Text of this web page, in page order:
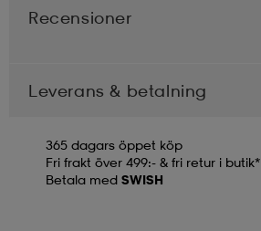
Recensioner
Leverans & betalning
365 dagars öppet köp
Fri frakt över 499:- & fri retur i butik*
Betala med SWISH